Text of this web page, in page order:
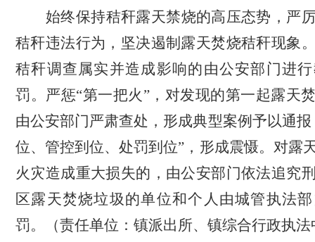
始终保持秸秆露天禁烧的高压态势，严
秸秆违法行为，坚决遏制露天焚烧秸秆现象
秸秆调查属实并造成影响的由公安部门进
罚。严惩“第一把火”，对发现的第一起露天
由公安部门严肃查处，形成典型案例予以通报
位、管控到位、处罚到位”，形成震慑。对露
火灾造成重大损失的，由公安部门依法追究
区露天焚烧垃圾的单位和个人由城管执法
罚。
（责任单位：镇派出所、镇综合行政执